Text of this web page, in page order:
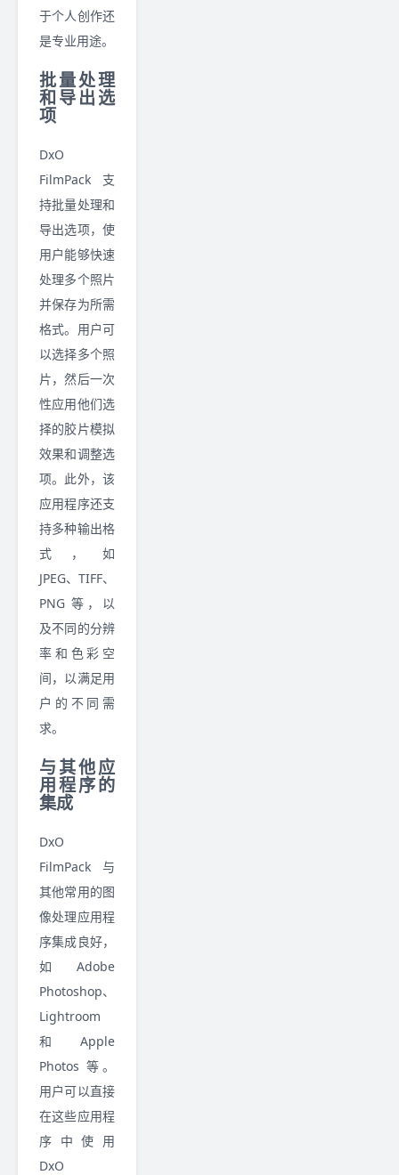
于个人创作还
是专业用途。
批量处理
和导出选
项
DxO
FilmPack 支
持批量处理和
导出选项，使
用户能够快速
处理多个照片
并保存为所需
格式。用户可
以选择多个照
片，然后一次
性应用他们选
择的胶片模拟
效果和调整选
项。此外，该
应用程序还支
持多种输出格
式，如
JPEG、TIFF、
PNG 等，以
及不同的分辨
率和色彩空
间，以满足用
户的不同需
求。
与其他应
用程序的
集成
DxO
FilmPack 与
其他常用的图
像处理应用程
序集成良好，
如 Adobe
Photoshop、
Lightroom
和 Apple
Photos 等。
用户可以直接
在这些应用程
序中使用
DxO